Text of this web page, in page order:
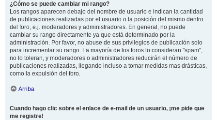
¿Cómo se puede cambiar mi rango?
Los rangos aparecen debajo del nombre de usuario e indican la cantidad
de publicaciones realizadas por el usuario o la posición del mismo dentro
del foro, e.j. moderadores y administradores. En general, no puede
cambiar su rango directamente ya que está determinado por la
administración. Por favor, no abuse de sus privilegios de publicación solo
para incrementar su rango. La mayoría de los foros lo consideran "spam",
no lo toleran, y moderadores o administradores reducirán el número de
publicaciones realizadas, llegando incluso a tomar medidas mas drásticas,
como la expulsión del foro.
Arriba
Cuando hago clic sobre el enlace de e-mail de un usuario, ¡me pide que
me registre!